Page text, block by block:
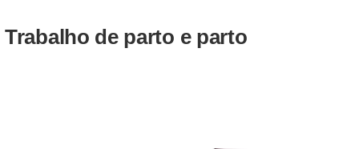
Trabalho de parto e parto